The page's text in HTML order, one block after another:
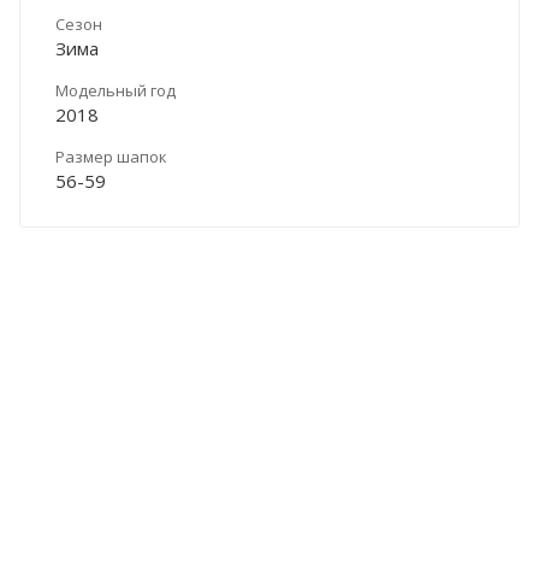
Сезон
Зима
Модельный год
2018
Размер шапок
56-59